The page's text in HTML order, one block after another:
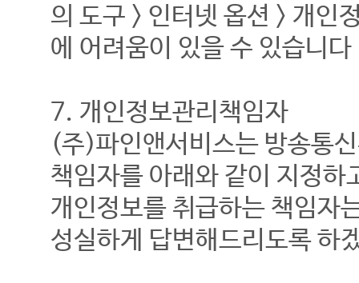
의 도구 > 인터넷 옵션 > 개인
에 어려움이 있을 수 있습니다
7. 개인정보관리책임자
(주)파인앤서비스는 방송통
책임자를 아래와 같이 지정하
개인정보를 취급하는 책임자
성실하게 답변해드리도록 하